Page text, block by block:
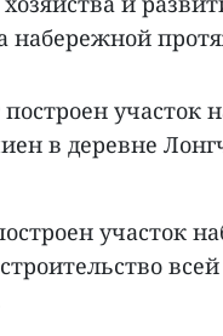
набережной
построен
в деревне
участок